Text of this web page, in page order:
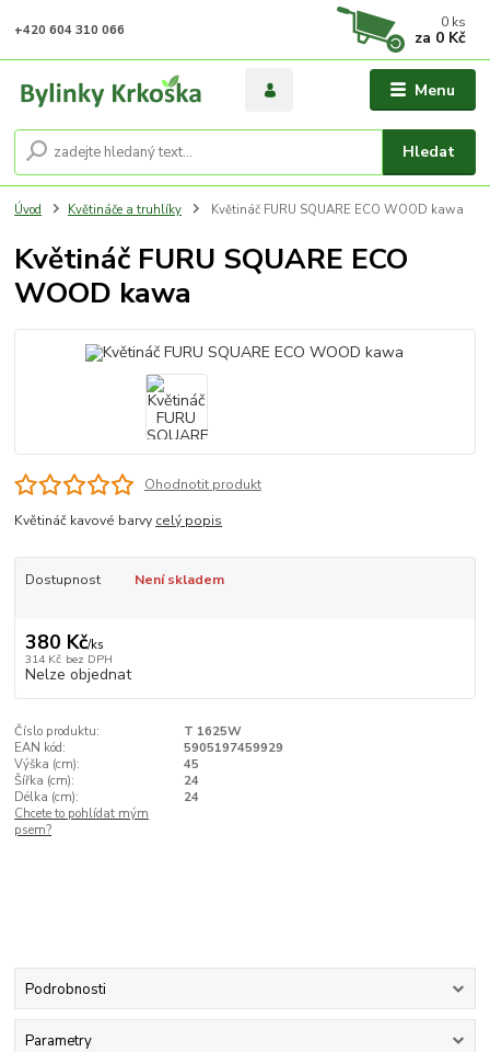
Menu
Hledat
+420 604 310 066 0 ks
za 0 Kč
Úvod Květináče a truhlíky Květináč FURU SQUARE ECO WOOD kawa
Květináč FURU SQUARE ECO
WOOD kawa
Ohodnotit produkt
Květináč kavové barvy celý popis
Dostupnost Není skladem
380 Kč/ks
314 Kč bez DPH
Nelze objednat
Číslo produktu:
T 1625W
EAN kód:
5905197459929
Výška (cm):
45
Šířka (cm):
24
Délka (cm):
24
Chcete to pohlídat mým
psem?
Podrobnosti
Parametry